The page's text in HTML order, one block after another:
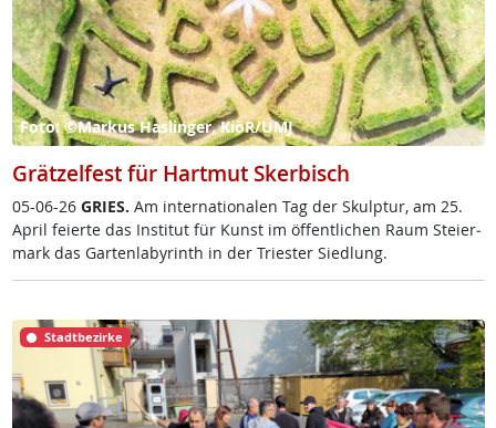
Foto: ©Markus Haslinger, KiöR/UMJ
Grätzelfest für Hartmut Skerbisch
05-06-26 GRIES. Am in­ter­na­tio­na­len Tag der Skulp­tur, am 25.
April fei­er­te das In­sti­tut für Kunst im öf­f­ent­li­chen Raum Stei­er­
mark das Gar­ten­la­byrinth in der Tri­es­ter Sied­lung.
Stadtbezirke